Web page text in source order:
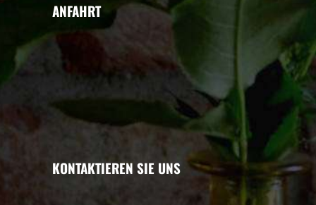
ANFAHRT
KONTAKTIEREN SIE UNS